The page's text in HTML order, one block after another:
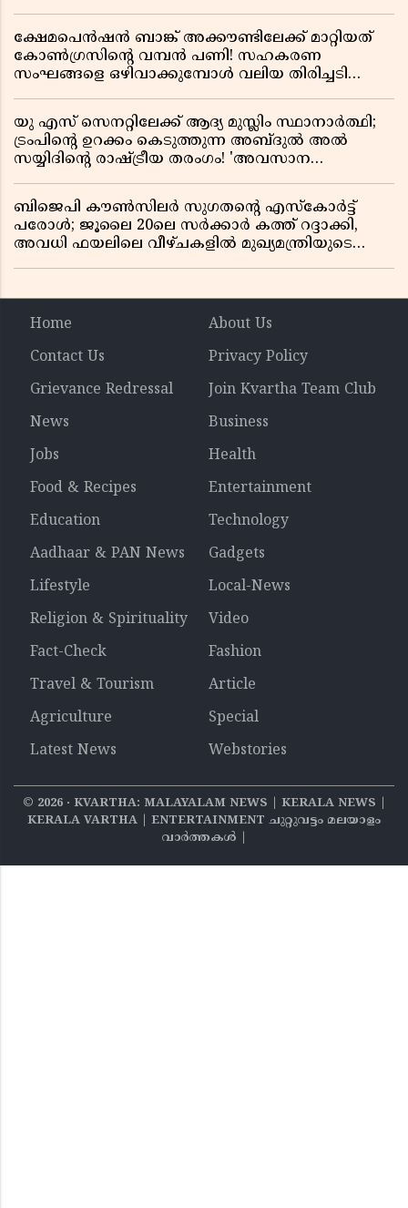
ക്ഷേമപെൻഷൻ ബാങ്ക് അക്കൗണ്ടിലേക്ക് മാറ്റിയത്
കോൺഗ്രസിന്റെ വമ്പൻ പണി! സഹകരണ
സംഘങ്ങളെ ഒഴിവാക്കുമ്പോൾ വലിയ തിരിച്ചടി
യു എസ് സെനറ്റിലേക്ക് ആദ്യ മുസ്ലിം സ്ഥാനാർത്ഥി;
ട്രംപിന്റെ ഉറക്കം കെടുത്തുന്ന അബ്ദുൽ അൽ
സയ്യിദിന്റെ രാഷ്ട്രീയ തരംഗം! 'അവസാന
ബിജെപി കൗൺസിലർ സുഗതന്റെ എസ്‌കോർട്ട്
പരോൾ; ജൂലൈ 20ലെ സർക്കാർ കത്ത് റദ്ദാക്കി,
അവധി ഫയലിലെ വീഴ്ചകളിൽ മുഖ്യമന്ത്രിയുടെ
Home
About Us
Contact Us
Privacy Policy
Grievance Redressal
Join Kvartha Team Club
News
Business
Jobs
Health
Food & Recipes
Entertainment
Education
Technology
Aadhaar & PAN News
Gadgets
Lifestyle
Local-News
Religion & Spirituality
Video
Fact-Check
Fashion
Travel & Tourism
Article
Agriculture
Special
Latest News
Webstories
© 2026‧ KVARTHA: MALAYALAM NEWS | KERALA NEWS |
KERALA VARTHA | ENTERTAINMENT ചുറ്റുവട്ടം മലയാളം
വാര്‍ത്തകൾ |